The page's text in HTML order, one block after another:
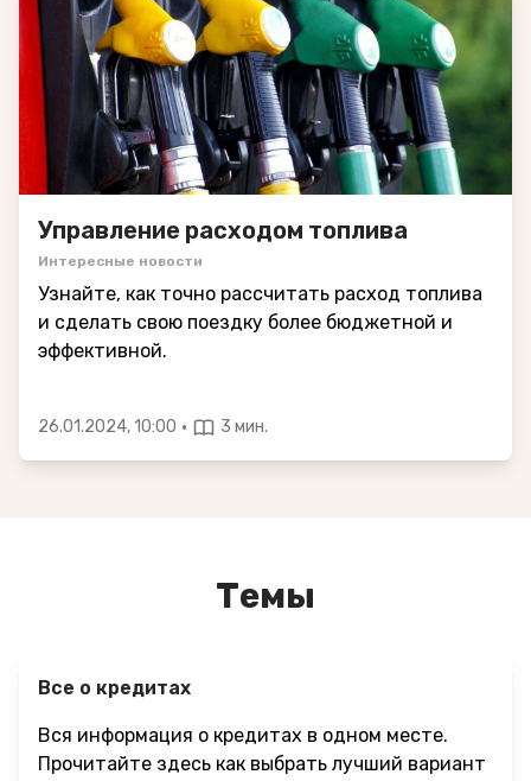
Управление расходом топлива
Интересные новости
Узнайте, как точно рассчитать расход топлива
и сделать свою поездку более бюджетной и
эффективной.
26.01.2024, 10:00 · 3 мин.
Темы
Все о кредитах
Вся информация о кредитах в одном месте.
Прочитайте здесь как выбрать лучший вариант